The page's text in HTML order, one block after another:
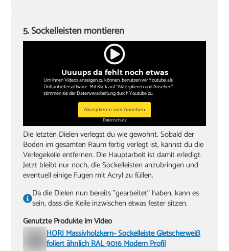
Uuuups da fehlt noch etwas
Um ihnen Videos anzeigen zu können, benutzen wir Youtube als
Drittanbietersoftware. Mit Klick auf "Aktezptieren und Ansehen"
stimmen sie der Datenverarbeitung durch Youtube zu.
Akzeptieren und Ansehen
Datenschutz
5. Sockelleisten montieren
Die letzten Dielen verlegst du wie gewohnt. Sobald der
Boden im gesamten Raum fertig verlegt ist, kannst du die
Verlegekeile entfernen. Die Hauptarbeit ist damit erledigt.
Jetzt bleibt nur noch, die Sockelleisten anzubringen und
eventuell einige Fugen mit Acryl zu füllen.
Da die Dielen nun bereits "gearbeitet" haben, kann es
sein, dass die Keile inzwischen etwas fester sitzen.
Genutzte Produkte im Video
HORI Massivholzkern- Sockelleiste Gletscherweiß
foliert ähnlich RAL 9016 Modern Profil